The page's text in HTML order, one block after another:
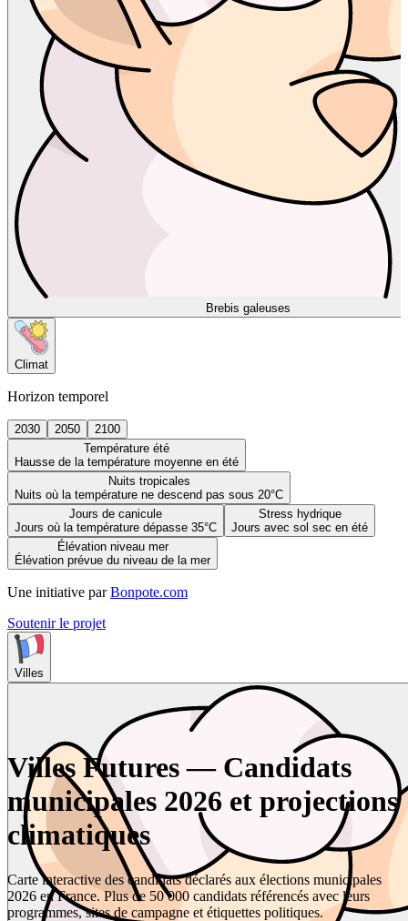
Brebis galeuses
Climat
Horizon temporel
2030 2050
2100
Température été
Hausse de la température moyenne en été
Nuits tropicales
Nuits où la température ne descend pas sous 20°C
Jours de canicule
Jours où la température dépasse 35°C
Stress hydrique
Jours avec sol sec en été
Élévation niveau mer
Élévation prévue du niveau de la mer
Une initiative par Bonpote.com
Soutenir le projet
Villes
Villes Futures — Candidats
municipales 2026 et projections
climatiques
Carte interactive des candidats déclarés aux élections municipales
2026 en France. Plus de 50 000 candidats référencés avec leurs
programmes, sites de campagne et étiquettes politiques.